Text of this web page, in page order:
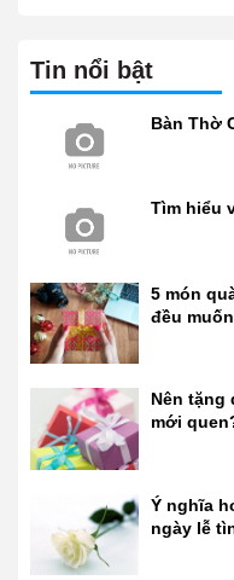
Tin nổi bật
Bàn Thờ
Tìm hiểu
5 món
đều
Nên tặng
mới
Ý nghĩa
ngày lễ